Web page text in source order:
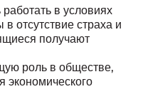
в условиях
отсутствие страха и
получают
роль в обществе,
экономического